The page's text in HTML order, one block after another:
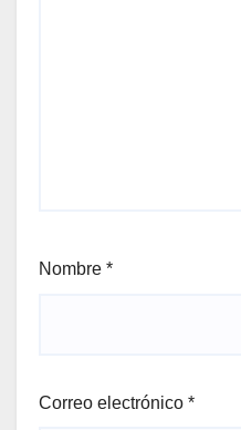
Nombre *
Correo electrónico *